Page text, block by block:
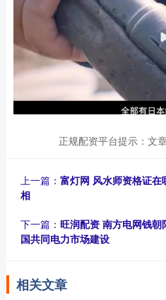
正规配资平台提示：文
上一篇： 富灯网 风水师资格证
相
下一篇： 旺润配资 南方电网钱
国共同电力市场建设
相关文章